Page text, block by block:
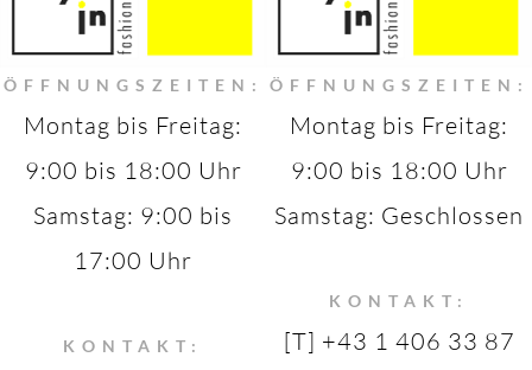
ÖFFNUNGSZEITEN:
Montag bis Freitag:
9:00 bis 18:00 Uhr
Samstag: 9:00 bis
17:00 Uhr
KONTAKT:
ÖFFNUNGSZEITEN:
Montag bis Freitag:
9:00 bis 18:00 Uhr
Samstag: Geschlossen
KONTAKT:
[T] +43 1 406 33 87